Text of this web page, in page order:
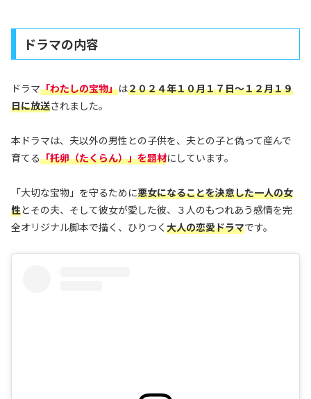
ドラマの内容
ドラマ「わたしの宝物」は２０２４年１０月１７日～１２月１９
日に放送されました。
本ドラマは、夫以外の男性との子供を、夫との子と偽って産んで
育てる「托卵（たくらん）」を題材にしています。
「大切な宝物」を守るために悪女になることを決意した一人の女
性とその夫、そして彼女が愛した彼、３人のもつれあう感情を完
全オリジナル脚本で描く、ひりつく 大人の恋愛ドラマです。